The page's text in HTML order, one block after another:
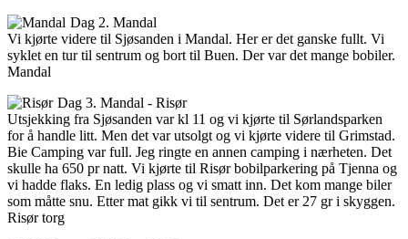
Dag 2. Mandal
Vi kjørte videre til Sjøsanden i Mandal. Her er det ganske fullt. Vi
syklet en tur til sentrum og bort til Buen. Der var det mange bobiler.
Mandal
Dag 3. Mandal - Risør
Utsjekking fra Sjøsanden var kl 11 og vi kjørte til Sørlandsparken
for å handle litt. Men det var utsolgt og vi kjørte videre til Grimstad.
Bie Camping var full. Jeg ringte en annen camping i nærheten. Det
skulle ha 650 pr natt. Vi kjørte til Risør bobilparkering på Tjenna og
vi hadde flaks. En ledig plass og vi smatt inn. Det kom mange biler
som måtte snu. Etter mat gikk vi til sentrum. Det er 27 gr i skyggen.
Risør torg